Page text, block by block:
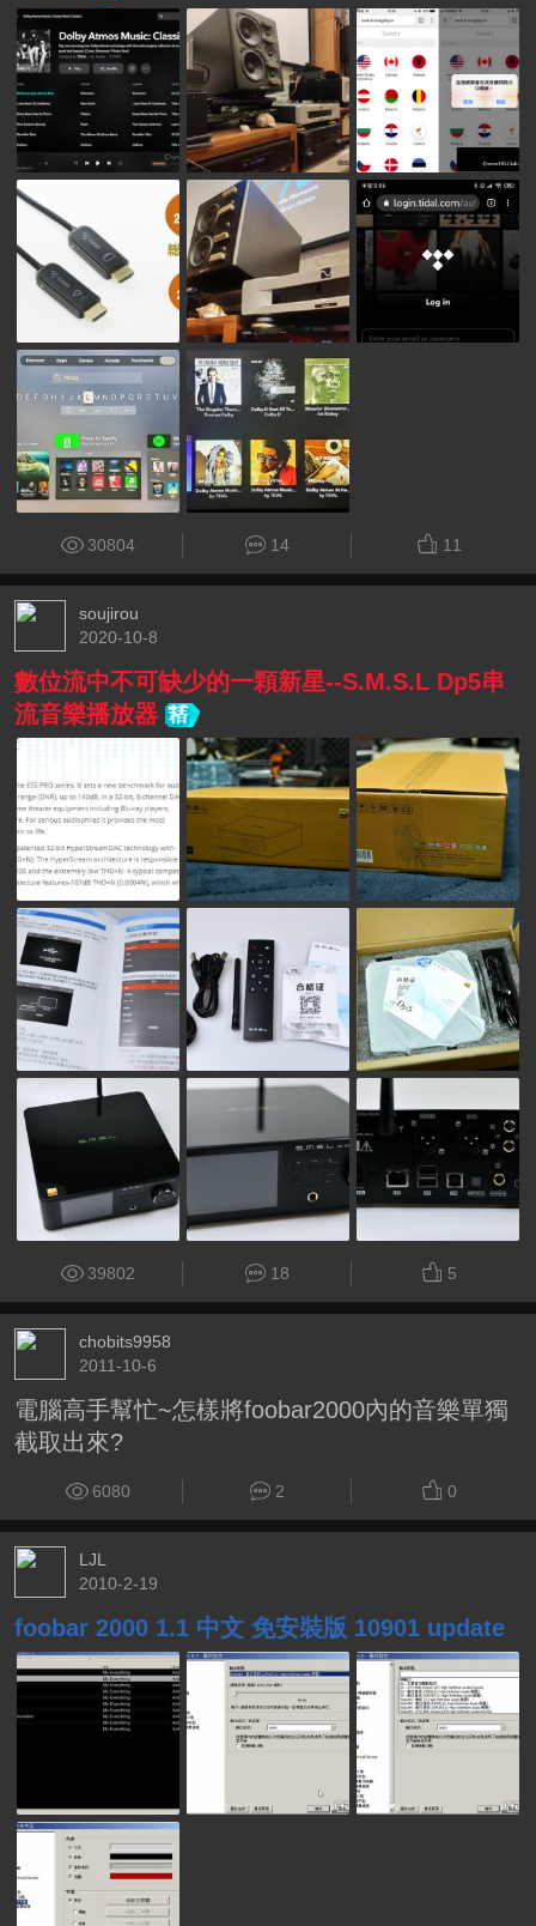
30804 14 11
soujirou
2020-10-8
數位流中不可缺少的一顆新星--S.M.S.L Dp5串
流音樂播放器
39802 18 5
chobits9958
2011-10-6
電腦高手幫忙~怎樣將foobar2000內的音樂單獨
截取出來?
6080 2 0
LJL
2010-2-19
foobar 2000 1.1 中文 免安裝版 10901 update